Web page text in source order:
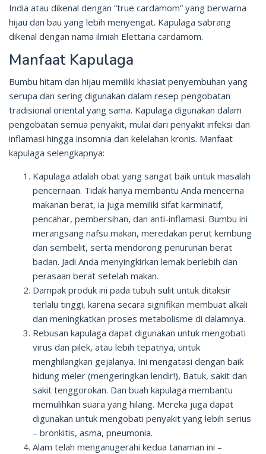
India atau dikenal dengan “true cardamom” yang berwarna
hijau dan bau yang lebih menyengat. Kapulaga sabrang
dikenal dengan nama ilmiah Elettaria cardamom.
Manfaat Kapulaga
Bumbu hitam dan hijau memiliki khasiat penyembuhan yang
serupa dan sering digunakan dalam resep pengobatan
tradisional oriental yang sama. Kapulaga digunakan dalam
pengobatan semua penyakit, mulai dari penyakit infeksi dan
inflamasi hingga insomnia dan kelelahan kronis. Manfaat
kapulaga selengkapnya:
Kapulaga adalah obat yang sangat baik untuk masalah
pencernaan. Tidak hanya membantu Anda mencerna
makanan berat, ia juga memiliki sifat karminatif,
pencahar, pembersihan, dan anti-inflamasi. Bumbu ini
merangsang nafsu makan, meredakan perut kembung
dan sembelit, serta mendorong penurunan berat
badan. Jadi Anda menyingkirkan lemak berlebih dan
perasaan berat setelah makan.
Dampak produk ini pada tubuh sulit untuk ditaksir
terlalu tinggi, karena secara signifikan membuat alkali
dan meningkatkan proses metabolisme di dalamnya.
Rebusan kapulaga dapat digunakan untuk mengobati
virus dan pilek, atau lebih tepatnya, untuk
menghilangkan gejalanya. Ini mengatasi dengan baik
hidung meler (mengeringkan lendir!), Batuk, sakit dan
sakit tenggorokan. Dan buah kapulaga membantu
memulihkan suara yang hilang. Mereka juga dapat
digunakan untuk mengobati penyakit yang lebih serius
– bronkitis, asma, pneumonia.
Alam telah menganugerahi kedua tanaman ini –